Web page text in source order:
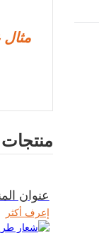
مثال
عنوان
إعرف أكثر